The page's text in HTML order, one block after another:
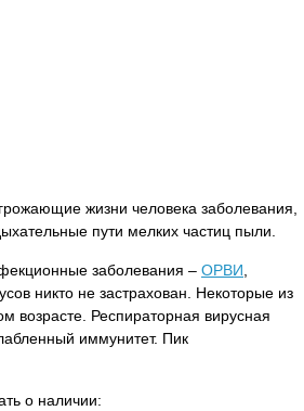
жизни человека заболевания,
пути мелких частиц пыли.
заболевания – ОРВИ
никто не застрахован. Некоторые из
возрасте. Респираторная вирусная
иммунитет. Пик
о наличии: